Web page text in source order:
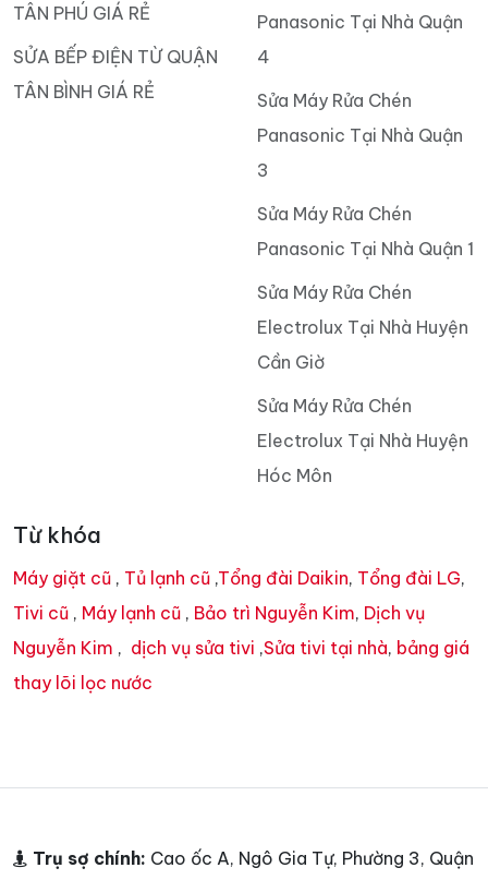
TÂN PHÚ GIÁ RẺ
SỬA BẾP ĐIỆN TỪ QUẬN
TÂN BÌNH GIÁ RẺ
Panasonic Tại Nhà Quận
4
Sửa Máy Rửa Chén
Panasonic Tại Nhà Quận
3
Sửa Máy Rửa Chén
Panasonic Tại Nhà Quận 1
Sửa Máy Rửa Chén
Electrolux Tại Nhà Huyện
Cần Giờ
Sửa Máy Rửa Chén
Electrolux Tại Nhà Huyện
Hóc Môn
Từ khóa
Máy giặt cũ , Tủ lạnh cũ ,Tổng đài Daikin, Tổng đài LG,
Tivi cũ , Máy lạnh cũ , Bảo trì Nguyễn Kim, Dịch vụ
Nguyễn Kim , dịch vụ sửa tivi ,Sửa tivi tại nhà, bảng giá
thay lõi lọc nước
Trụ sợ chính: Cao ốc A, Ngô Gia Tự, Phường 3, Quận